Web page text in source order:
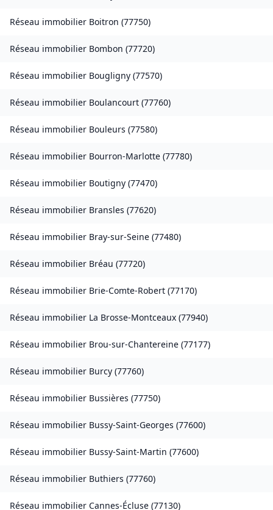
Réseau immobilier Boitron (77750)
Réseau immobilier Bombon (77720)
Réseau immobilier Bougligny (77570)
Réseau immobilier Boulancourt (77760)
Réseau immobilier Bouleurs (77580)
Réseau immobilier Bourron-Marlotte (77780)
Réseau immobilier Boutigny (77470)
Réseau immobilier Bransles (77620)
Réseau immobilier Bray-sur-Seine (77480)
Réseau immobilier Bréau (77720)
Réseau immobilier Brie-Comte-Robert (77170)
Réseau immobilier La Brosse-Montceaux (77940)
Réseau immobilier Brou-sur-Chantereine (77177)
Réseau immobilier Burcy (77760)
Réseau immobilier Bussières (77750)
Réseau immobilier Bussy-Saint-Georges (77600)
Réseau immobilier Bussy-Saint-Martin (77600)
Réseau immobilier Buthiers (77760)
Réseau immobilier Cannes-Écluse (77130)